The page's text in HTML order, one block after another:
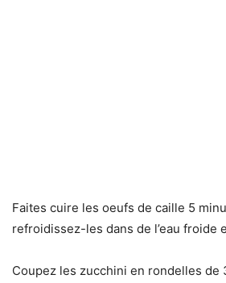
Faites cuire les oeufs de caille 5
refroidissez-les dans de l’eau froide
Coupez les zucchini en rondelles de